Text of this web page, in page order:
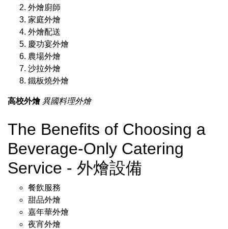
外燴廚師
家庭外燴
外燴配送
慶功宴外燴
農場外燴
沙拉外燴
鐵板燒外燴
高校外燴 異國料理外燴
The Benefits of Choosing a
Beverage-Only Catering
Service - 外燴設備
餐飲服務
甜品外燴
嘉年華外燴
夜宵外燴